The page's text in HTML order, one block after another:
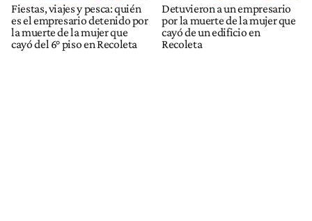
Fiestas, viajes y pesca: quién
es el empresario detenido por
la muerte de la mujer que
cayó del 6° piso en Recoleta
Detuvieron a un empresario
por la muerte de la mujer que
cayó de un edificio en
Recoleta